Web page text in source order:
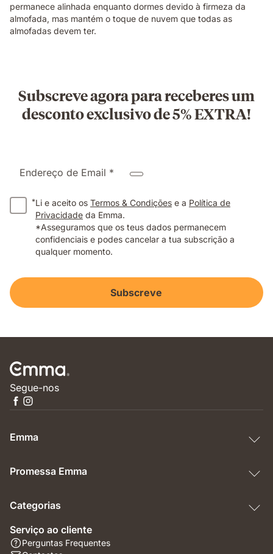
permanece alinhada enquanto dormes devido à firmeza da
almofada, mas mantém o toque de nuvem que todas as
almofadas devem ter.
Subscreve agora para receberes um
desconto exclusivo de 5% EXTRA!
Endereço de Email *
*Li e aceito os Termos & Condições e a Política de
Privacidade da Emma.
*Asseguramos que os teus dados permanecem
confidenciais e podes cancelar a tua subscrição a
qualquer momento.
Subscreve
Segue-nos
Emma
Promessa Emma
Categorias
Serviço ao cliente
Perguntas Frequentes